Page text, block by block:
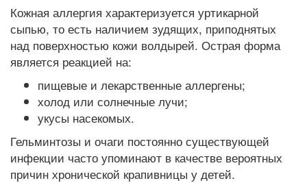
Кожная аллергия характеризуется уртикарной
сыпью, то есть наличием зудящих, приподнятых
над поверхностью кожи волдырей. Острая форма
является реакцией на:
пищевые и лекарственные аллергены;
холод или солнечные лучи;
укусы насекомых.
Гельминтозы и очаги постоянно существующей
инфекции часто упоминают в качестве вероятных
причин хронической крапивницы у детей.